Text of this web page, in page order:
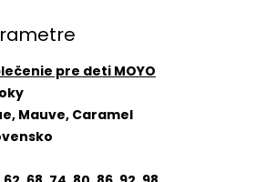
pre deti MOYO
Mauve, Caramel